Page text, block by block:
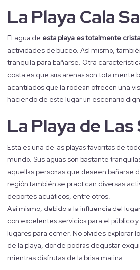
La Playa Cala
El agua de esta playa es totalmente
actividades de buceo. Así mismo,
tranquila para bañarse. Otra
costa es que sus arenas son totalmente
acantilados que la rodean ofrecen una
haciendo de este lugar un escenario
La Playa de Las
Esta es una de las playas favoritas de
mundo. Sus aguas son bastante
aquellas personas que deseen bañarse
región también se practican diversas
deportes acuáticos, entre otros.
Así mismo, debido a la influencia del
con excelentes servicios para el público
lugares para comer. No olvides explorar
de la playa, donde podrás degustar
mientras disfrutas de la brisa marina.